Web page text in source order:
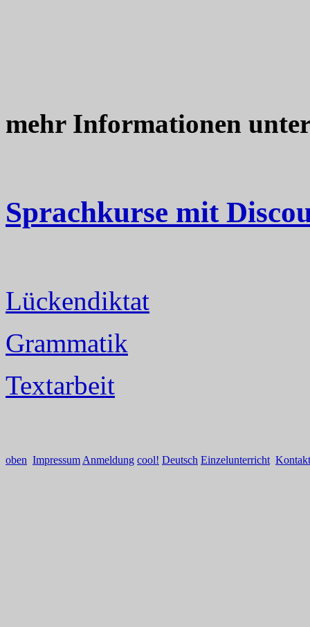
mehr Informationen
Sprachkurse mit
Lückendiktat
Grammatik
Textarbeit
oben Impressum Anmeldung cool! Deutsch Einzelunterricht Kontakt